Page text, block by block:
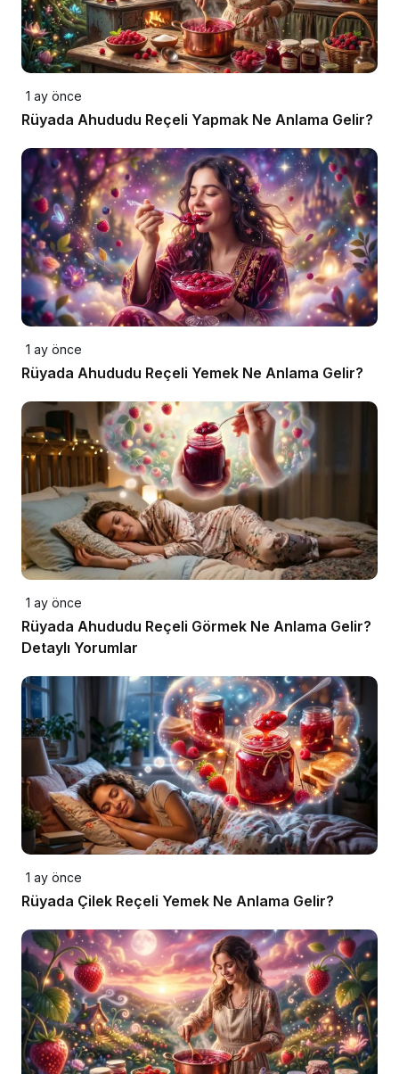
1 ay önce
Rüyada Ahududu Reçeli Yapmak Ne Anlama Gelir?
1 ay önce
Rüyada Ahududu Reçeli Yemek Ne Anlama Gelir?
1 ay önce
Rüyada Ahududu Reçeli Görmek Ne Anlama Gelir?
Detaylı Yorumlar
1 ay önce
Rüyada Çilek Reçeli Yemek Ne Anlama Gelir?